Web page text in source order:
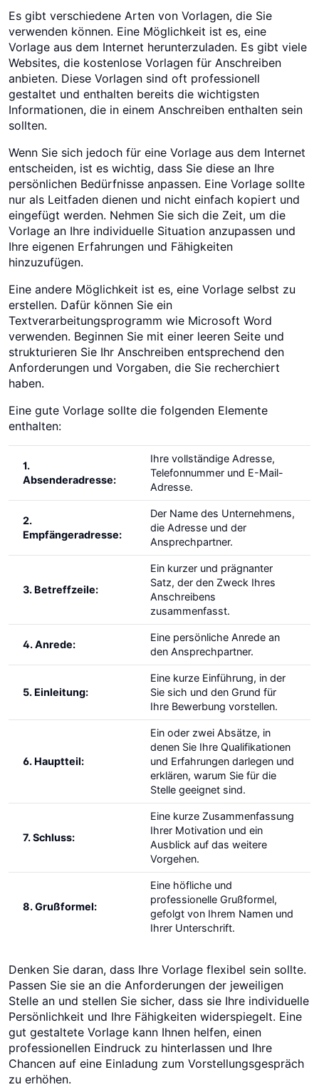
Es gibt verschiedene Arten von Vorlagen, die Sie
verwenden können. Eine Möglichkeit ist es, eine
Vorlage aus dem Internet herunterzuladen. Es gibt viele
Websites, die kostenlose Vorlagen für Anschreiben
anbieten. Diese Vorlagen sind oft professionell
gestaltet und enthalten bereits die wichtigsten
Informationen, die in einem Anschreiben enthalten sein
sollten.
Wenn Sie sich jedoch für eine Vorlage aus dem Internet
entscheiden, ist es wichtig, dass Sie diese an Ihre
persönlichen Bedürfnisse anpassen. Eine Vorlage sollte
nur als Leitfaden dienen und nicht einfach kopiert und
eingefügt werden. Nehmen Sie sich die Zeit, um die
Vorlage an Ihre individuelle Situation anzupassen und
Ihre eigenen Erfahrungen und Fähigkeiten
hinzuzufügen.
Eine andere Möglichkeit ist es, eine Vorlage selbst zu
erstellen. Dafür können Sie ein
Textverarbeitungsprogramm wie Microsoft Word
verwenden. Beginnen Sie mit einer leeren Seite und
strukturieren Sie Ihr Anschreiben entsprechend den
Anforderungen und Vorgaben, die Sie recherchiert
haben.
Eine gute Vorlage sollte die folgenden Elemente
enthalten:
1.
Absenderadresse:
Ihre vollständige Adresse,
Telefonnummer und E-Mail-
Adresse.
2.
Empfängeradresse:
Der Name des Unternehmens,
die Adresse und der
Ansprechpartner.
3. Betreffzeile:
Ein kurzer und prägnanter
Satz, der den Zweck Ihres
Anschreibens
zusammenfasst.
4. Anrede:
Eine persönliche Anrede an
den Ansprechpartner.
5. Einleitung:
Eine kurze Einführung, in der
Sie sich und den Grund für
Ihre Bewerbung vorstellen.
6. Hauptteil:
Ein oder zwei Absätze, in
denen Sie Ihre Qualifikationen
und Erfahrungen darlegen und
erklären, warum Sie für die
Stelle geeignet sind.
7. Schluss:
Eine kurze Zusammenfassung
Ihrer Motivation und ein
Ausblick auf das weitere
Vorgehen.
8. Grußformel:
Eine höfliche und
professionelle Grußformel,
gefolgt von Ihrem Namen und
Ihrer Unterschrift.
Denken Sie daran, dass Ihre Vorlage flexibel sein sollte.
Passen Sie sie an die Anforderungen der jeweiligen
Stelle an und stellen Sie sicher, dass sie Ihre individuelle
Persönlichkeit und Ihre Fähigkeiten widerspiegelt. Eine
gut gestaltete Vorlage kann Ihnen helfen, einen
professionellen Eindruck zu hinterlassen und Ihre
Chancen auf eine Einladung zum Vorstellungsgespräch
zu erhöhen.